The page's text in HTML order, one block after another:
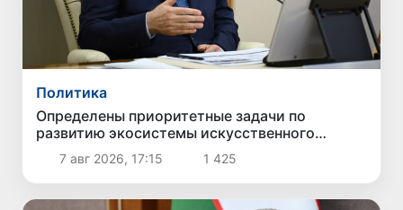
Политика
Определены приоритетные задачи по
развитию экосистемы искусственного
интеллекта
7 авг 2026, 17:15 1 425